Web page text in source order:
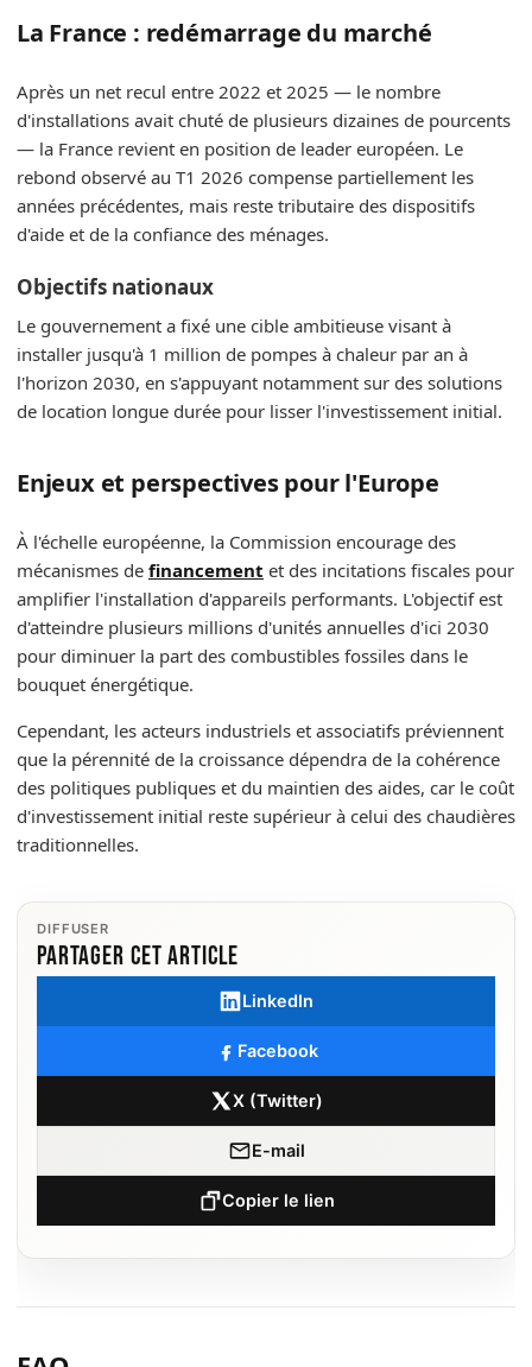
La France : redémarrage du marché
Après un net recul entre 2022 et 2025 — le nombre
d'installations avait chuté de plusieurs dizaines de pourcents
— la France revient en position de leader européen. Le
rebond observé au T1 2026 compense partiellement les
années précédentes, mais reste tributaire des dispositifs
d'aide et de la confiance des ménages.
Objectifs nationaux
Le gouvernement a fixé une cible ambitieuse visant à
installer jusqu'à 1 million de pompes à chaleur par an à
l'horizon 2030, en s'appuyant notamment sur des solutions
de location longue durée pour lisser l'investissement initial.
Enjeux et perspectives pour l'Europe
À l'échelle européenne, la Commission encourage des
mécanismes de financement et des incitations fiscales pour
amplifier l'installation d'appareils performants. L'objectif est
d'atteindre plusieurs millions d'unités annuelles d'ici 2030
pour diminuer la part des combustibles fossiles dans le
bouquet énergétique.
Cependant, les acteurs industriels et associatifs préviennent
que la pérennité de la croissance dépendra de la cohérence
des politiques publiques et du maintien des aides, car le coût
d'investissement initial reste supérieur à celui des chaudières
traditionnelles.
DIFFUSER
Partager cet article
LinkedIn
Facebook
X (Twitter)
E-mail
Copier le lien